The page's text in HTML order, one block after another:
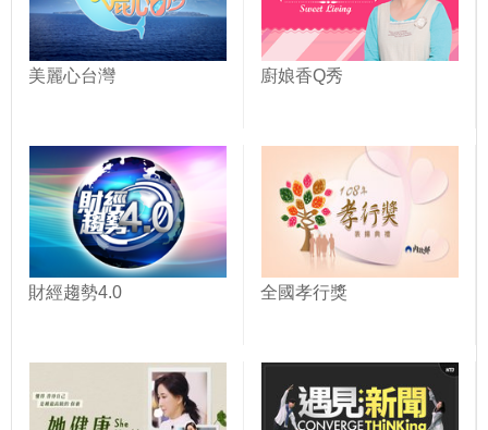
美麗心台灣 廚娘香Q秀
財經趨勢4.0 全國孝行獎